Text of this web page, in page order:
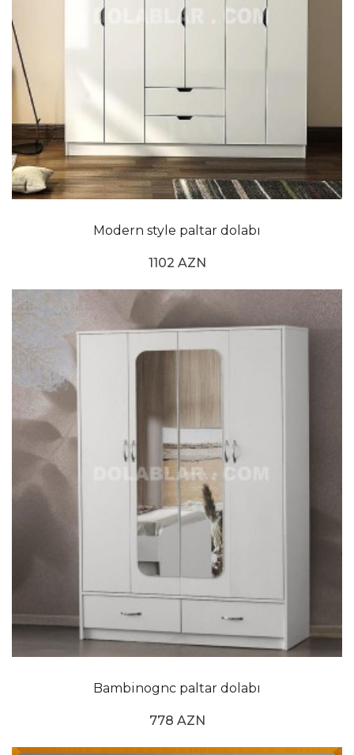
Modern style paltar dolabı
1102 AZN
Bambinognc paltar dolabı
778 AZN